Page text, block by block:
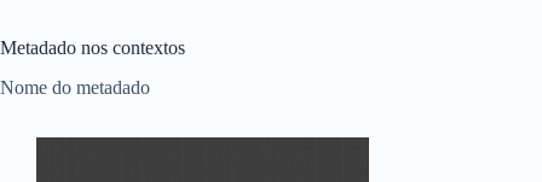
Metadado nos contextos
Nome do metadado